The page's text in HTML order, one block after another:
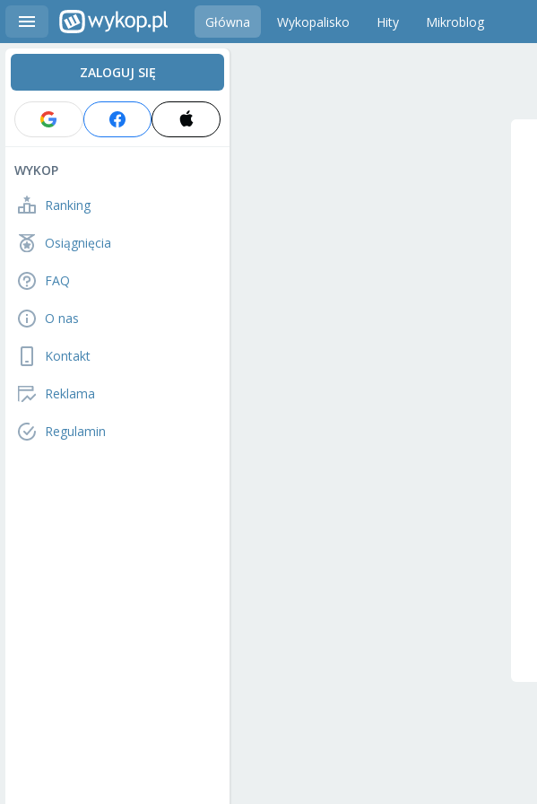
Główna Wykopalisko Hity Mikroblog
ZALOGUJ SIĘ
WYKOP
Ranking
Osiągnięcia
FAQ
O nas
Kontakt
Reklama
Regulamin